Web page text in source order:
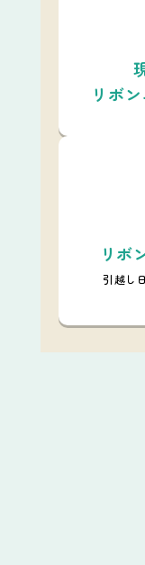
リボ
リボ
引越し